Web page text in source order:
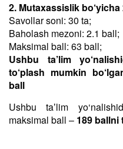
2. Mutaxassislik bo‘yicha
Savollar soni: 30 ta;
Baholash mezoni: 2.1 ball;
Maksimal ball: 63 ball;
Ushbu ta’lim
to‘plash mumkin
ball
Ushbu taʼlim
maksimal ball – 189 ballni